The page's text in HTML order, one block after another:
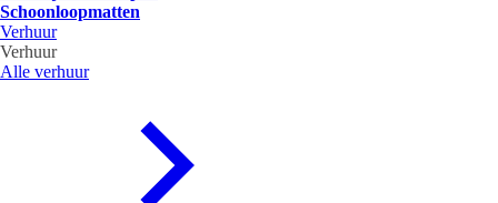
Schoonloopmatten
Verhuur
Verhuur
Alle verhuur